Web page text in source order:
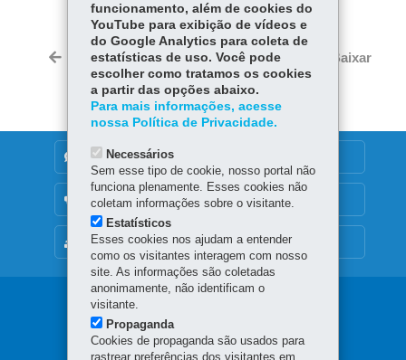
Fa
ce
bo
ok
Tw
itt
er
W
ha
ts
Ap
Voltar Início Imprimir Baixar
MAPA DO SITE
DENUNCIE CORRUPÇÃO
OUVIDORIA
Navegação
principal
funcionamento, além de cookies do
YouTube para exibição de vídeos e
do Google Analytics para coleta de
estatísticas de uso. Você pode
escolher como tratamos os cookies
a partir das opções abaixo.
Para mais informações, acesse
nossa Política de Privacidade.
Necessários
Sem esse tipo de cookie, nosso portal não
funciona plenamente. Esses cookies não
coletam informações sobre o visitante.
Estatísticos
Esses cookies nos ajudam a entender
como os visitantes interagem com nosso
site. As informações são coletadas
anonimamente, não identificam o
visitante.
Propaganda
Cookies de propaganda são usados para
rastrear preferências dos visitantes em